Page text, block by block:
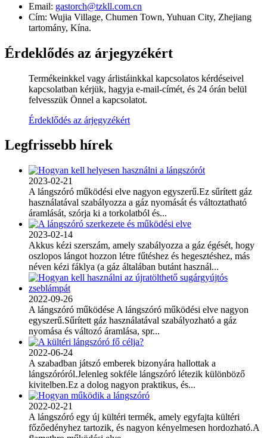
Email: gastorch@tzkll.com.cn
Cím: Wujia Village, Chumen Town, Yuhuan City, Zhejiang
tartomány, Kína.
Érdeklődés az árjegyzékért
Termékeinkkel vagy árlistáinkkal kapcsolatos kérdéseivel
kapcsolatban kérjük, hagyja e-mail-címét, és 24 órán belül
felvesszük Önnel a kapcsolatot.
Érdeklődés az árjegyzékért
Legfrissebb hírek
2023-02-21
A lángszóró működési elve nagyon egyszerű.Ez sűrített gáz
használatával szabályozza a gáz nyomását és változtatható
áramlását, szórja ki a torkolatból és...
2023-02-14
Akkus kézi szerszám, amely szabályozza a gáz égését, hogy
oszlopos lángot hozzon létre fűtéshez és hegesztéshez, más
néven kézi fáklya (a gáz általában butánt használ...
2022-09-26
A lángszóró működése A lángszóró működési elve nagyon
egyszerű.Sűrített gáz használatával szabályozható a gáz
nyomása és változó áramlása, spr...
2022-06-24
A szabadban játszó emberek bizonyára hallottak a
lángszóróról.Jelenleg sokféle lángszóró létezik különböző
kivitelben.Ez a dolog nagyon praktikus, és...
2022-02-21
A lángszóró egy új kültéri termék, amely egyfajta kültéri
főzőedényhez tartozik, és nagyon kényelmesen hordozható.A